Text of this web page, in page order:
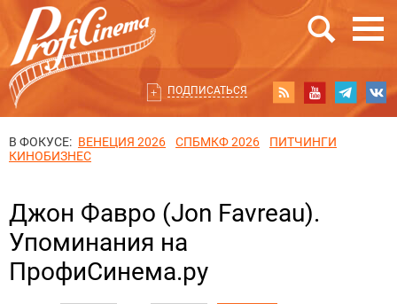
ПОДПИСАТЬСЯ
В ФОКУСЕ: ВЕНЕЦИЯ 2026 СПБМКФ 2026
ПИТЧИНГИ
КИНОБИЗНЕС
Джон Фавро (Jon Favreau).
Упоминания на
ПрофиСинема.ру